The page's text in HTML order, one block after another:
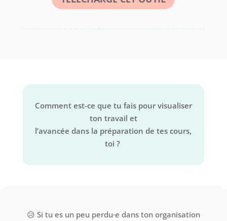
Comment est-ce que tu fais pour visualiser
ton travail et
l’avancée dans la préparation de tes cours,
toi ?
😥 Si tu es un peu perdu·e dans ton organisation